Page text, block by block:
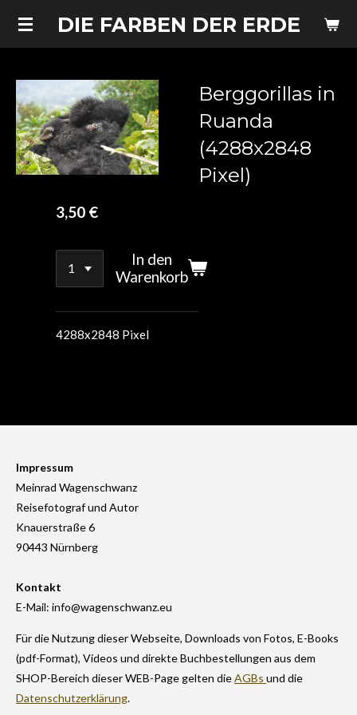
Zum
DIE FARBEN DER ERDE
Berggorillas in
Ruanda
(4288x2848
Pixel)
3,50 €
In den
Warenkorb
4288x2848 Pixel
Impressum
Meinrad Wagenschwanz
Reisefotograf und Autor
Knauerstraße 6
90443 Nürnberg
Kontakt
E-Mail: info@wagenschwanz.eu
Für die Nutzung dieser Webseite, Downloads von Fotos, E-Books
(pdf-Format), Videos und direkte Buchbestellungen aus dem
SHOP-Bereich dieser WEB-Page gelten dieAGBs und die
Datenschutzerklärung.